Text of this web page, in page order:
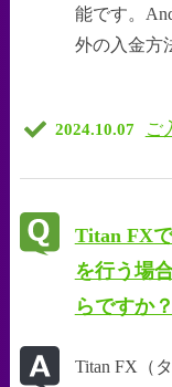
能です。
外の入金方
2024.10.07 ご
Titan FX
を行う場
らですか？
Titan FX（